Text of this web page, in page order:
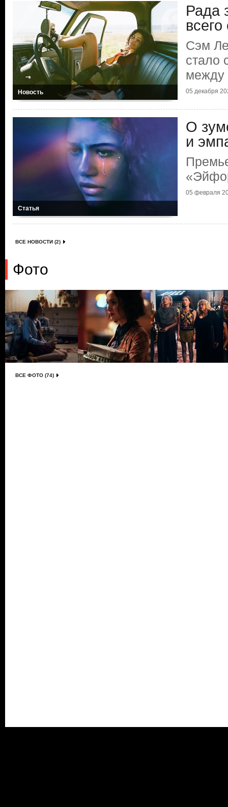
Новость
Рада
Сэм
стало
между
05 декабря
Статья
О
и
05 февраля
ВСЕ НОВОСТИ (2)
Фото
ВСЕ ФОТО (74)